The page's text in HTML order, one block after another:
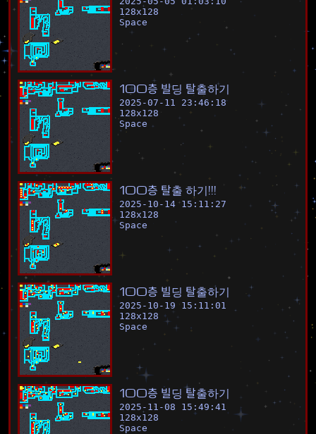
128x128
Space
100층 빌딩 탈출하기
2025-07-11 23:46:18
128x128
Space
100층 탈출 하기!!!
2025-10-14 15:11:27
128x128
Space
100층 빌딩 탈출하기
2025-10-19 15:11:01
128x128
Space
100층 빌딩 탈출하기
2025-11-08 15:49:41
128x128
Space